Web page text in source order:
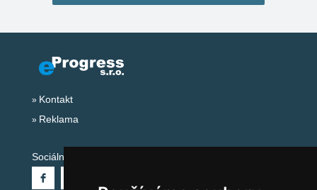
Kontakt
Reklama
Sociální sítě: